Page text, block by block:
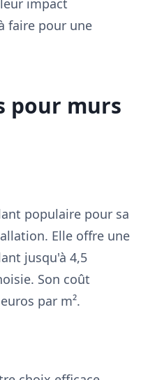
impact
faire pour une
pour murs
populaire pour sa
Elle offre une
jusqu'à 4,5
Son coût
par m².